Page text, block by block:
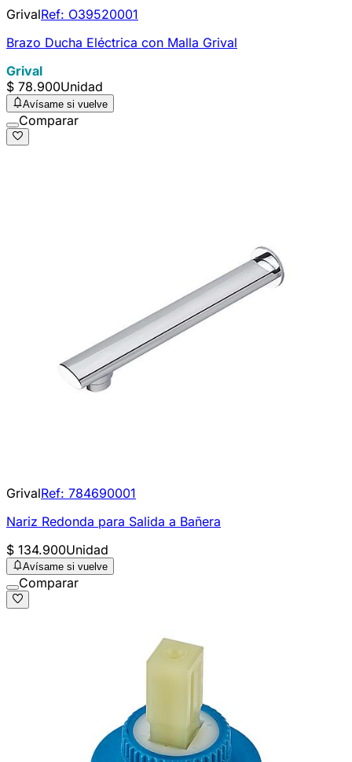
GrivalRef: O39520001
Brazo Ducha Eléctrica con Malla Grival
Grival
$ 78.900Unidad
Avísame si vuelve
Comparar
GrivalRef: 784690001
Nariz Redonda para Salida a Bañera
$ 134.900Unidad
Avísame si vuelve
Comparar